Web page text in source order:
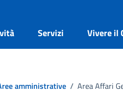
Servizi Vivere il
amministrative / Area Affari